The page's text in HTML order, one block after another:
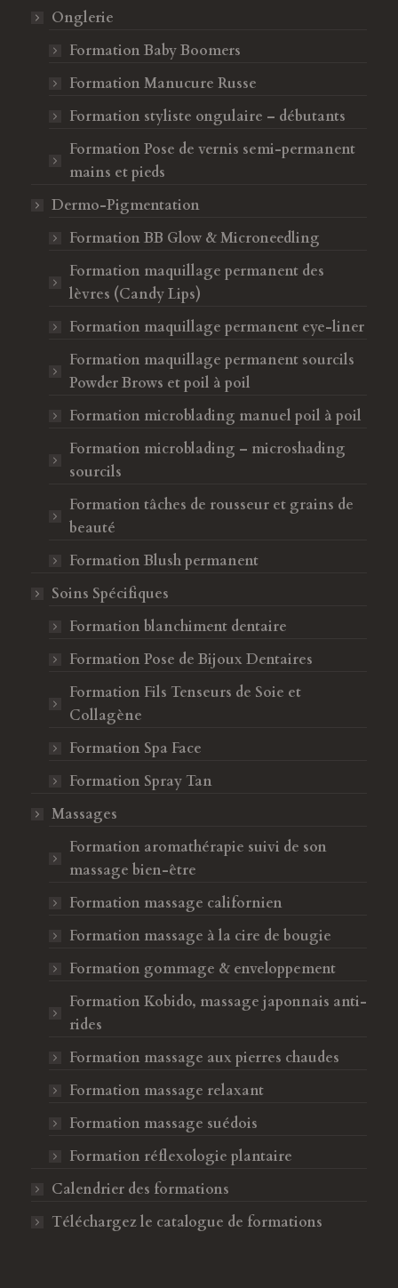
Onglerie
Formation Baby Boomers
Formation Manucure Russe
Formation styliste ongulaire – débutants
Formation Pose de vernis semi-permanent
mains et pieds
Dermo-Pigmentation
Formation BB Glow & Microneedling
Formation maquillage permanent des
lèvres (Candy Lips)
Formation maquillage permanent eye-liner
Formation maquillage permanent sourcils
Powder Brows et poil à poil
Formation microblading manuel poil à poil
Formation microblading – microshading
sourcils
Formation tâches de rousseur et grains de
beauté
Formation Blush permanent
Soins Spécifiques
Formation blanchiment dentaire
Formation Pose de Bijoux Dentaires
Formation Fils Tenseurs de Soie et
Collagène
Formation Spa Face
Formation Spray Tan
Massages
Formation aromathérapie suivi de son
massage bien-être
Formation massage californien
Formation massage à la cire de bougie
Formation gommage & enveloppement
Formation Kobido, massage japonnais anti-
rides
Formation massage aux pierres chaudes
Formation massage relaxant
Formation massage suédois
Formation réflexologie plantaire
Calendrier des formations
Téléchargez le catalogue de formations